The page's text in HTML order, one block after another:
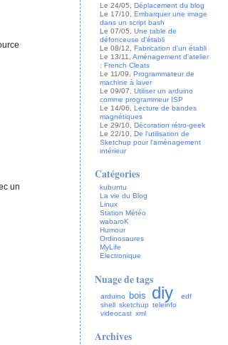
un
Le 24/05,Déplacement du blog
Le 17/10,Embarquer une image
dans un script bash
Le 07/05,Une table de
défonceuse d'établi
Le 08/12,Fabrication d'un établi
Le 13/11,Aménagement d'atelier
: French Cleats
Le 11/09,Programmateur de
machine à laver
Le 09/07,Utiliser un arduino
comme programmeur ISP
Le 14/06,Lecture de bandes
magnétiques
Le 29/10,Décoration rétro-geek
Le 22/10,De l'utilisation de
Sketchup pour l'aménagement
intérieur
Catégories
kubuntu
La vie du Blog
Linux
Station Météo
wabaroK
Humour
Ordinosaures
MyLife
Electronique
Nuage de tags
arduino bois diy
edf
shell sketchup teleinfo
videocast xml
Archives